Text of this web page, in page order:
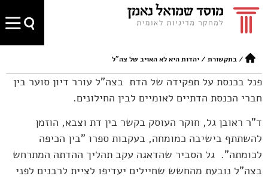
/בתקשורת /יהדות היא לא האויב של צה"ל
פנל בכנסת על תפקידה של הדת בצה"ל עורר דיון סוער בין
חברי הכנסת הדתיים לאומיים לבין החילונים.
ד"ר ראובן גל, חוקר העוסק בקשר בין דת וצבא, הוזמן
להשתתף בישיבה כמומחה, בעקבות ספרו "בין הכיפה
לכומתה". גל הסביר שהדאגה עקב תהליך ההדתה המתרחש
בצה"ל נובעת מהחשש שחיילים יעדיפו לציית לרבנים לפני